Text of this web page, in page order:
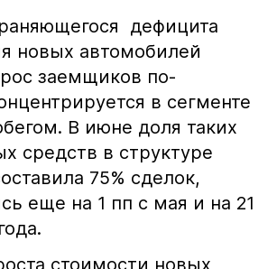
дефицита
новых автомобилей
заемщиков по-
в сегменте
В июне доля таких
средств в структуре
75% сделок,
еще на 1 пп с мая и на 21
стоимости новых